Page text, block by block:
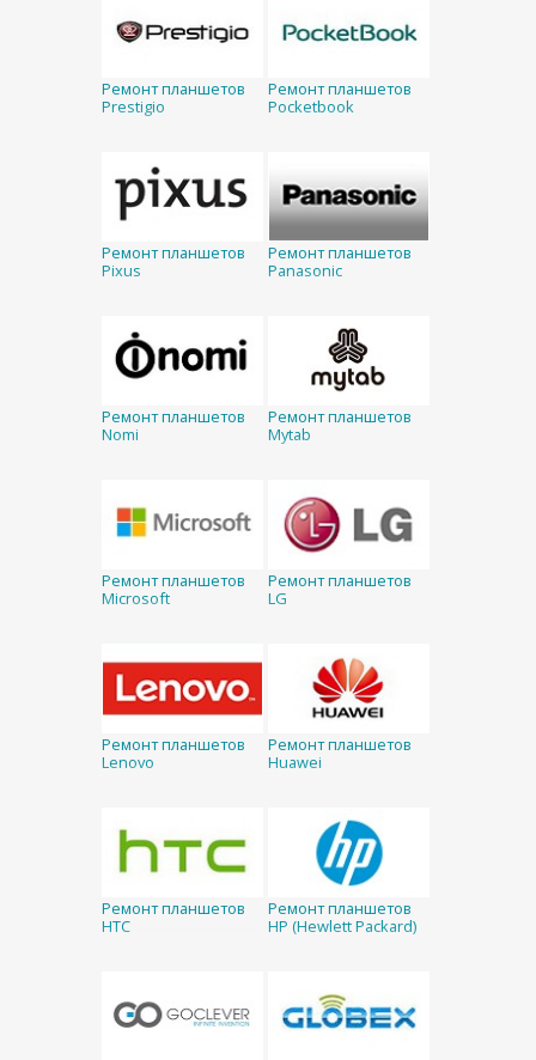
Ремонт планшетов
Prestigio
Ремонт планшетов
Pocketbook
Ремонт планшетов
Pixus
Ремонт планшетов
Panasonic
Ремонт планшетов
Nomi
Ремонт планшетов
Mytab
Ремонт планшетов
Microsoft
Ремонт планшетов
LG
Ремонт планшетов
Lenovo
Ремонт планшетов
Huawei
Ремонт планшетов
HTC
Ремонт планшетов
HP (Hewlett Packard)